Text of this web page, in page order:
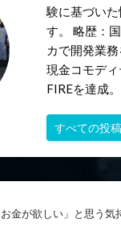
験に基づい
す。 略歴：
カで開発業
現金コモデ
FIREを達成
すべての投
お金が欲しい」と思う気